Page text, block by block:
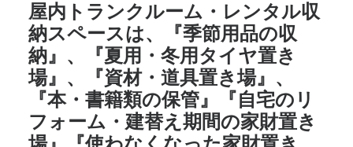
屋内トランクルーム・レンタル収
納スペースは、『季節用品の収
納』、『夏用・冬用タイヤ置き
場』、『資材・道具置き場』、
『本・書籍類の保管』『自宅のリ
フォーム・建替え期間の家財置き